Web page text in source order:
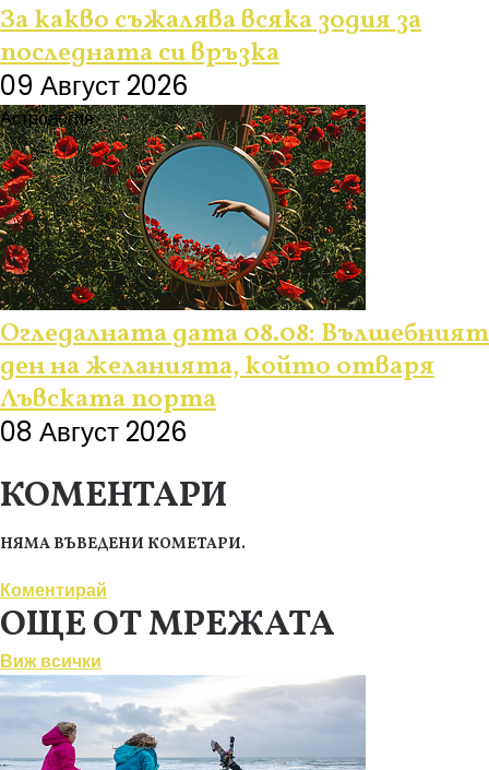
За какво съжалява всяка зодия за
последната си връзка
09 Август 2026
Астрология
Огледалната дата 08.08: Вълшебният
ден на желанията, който отваря
Лъвската порта
08 Август 2026
КОМЕНТАРИ
НЯМА ВЪВЕДЕНИ КОМЕТАРИ.
Коментирай
ОЩЕ ОТ МРЕЖАТА
Виж всички